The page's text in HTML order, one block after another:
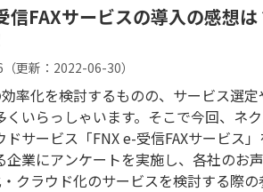
信FAXサービスの導入の感想
（更新： 2022-06-30）
効率化を検討するものの、サービス選
くいらっしゃいます。そこで今回、ネ
ドサービス「FNX e-受信FAXサービス
企業にアンケートを実施し、各社のお
・クラウド化のサービスを検討する際